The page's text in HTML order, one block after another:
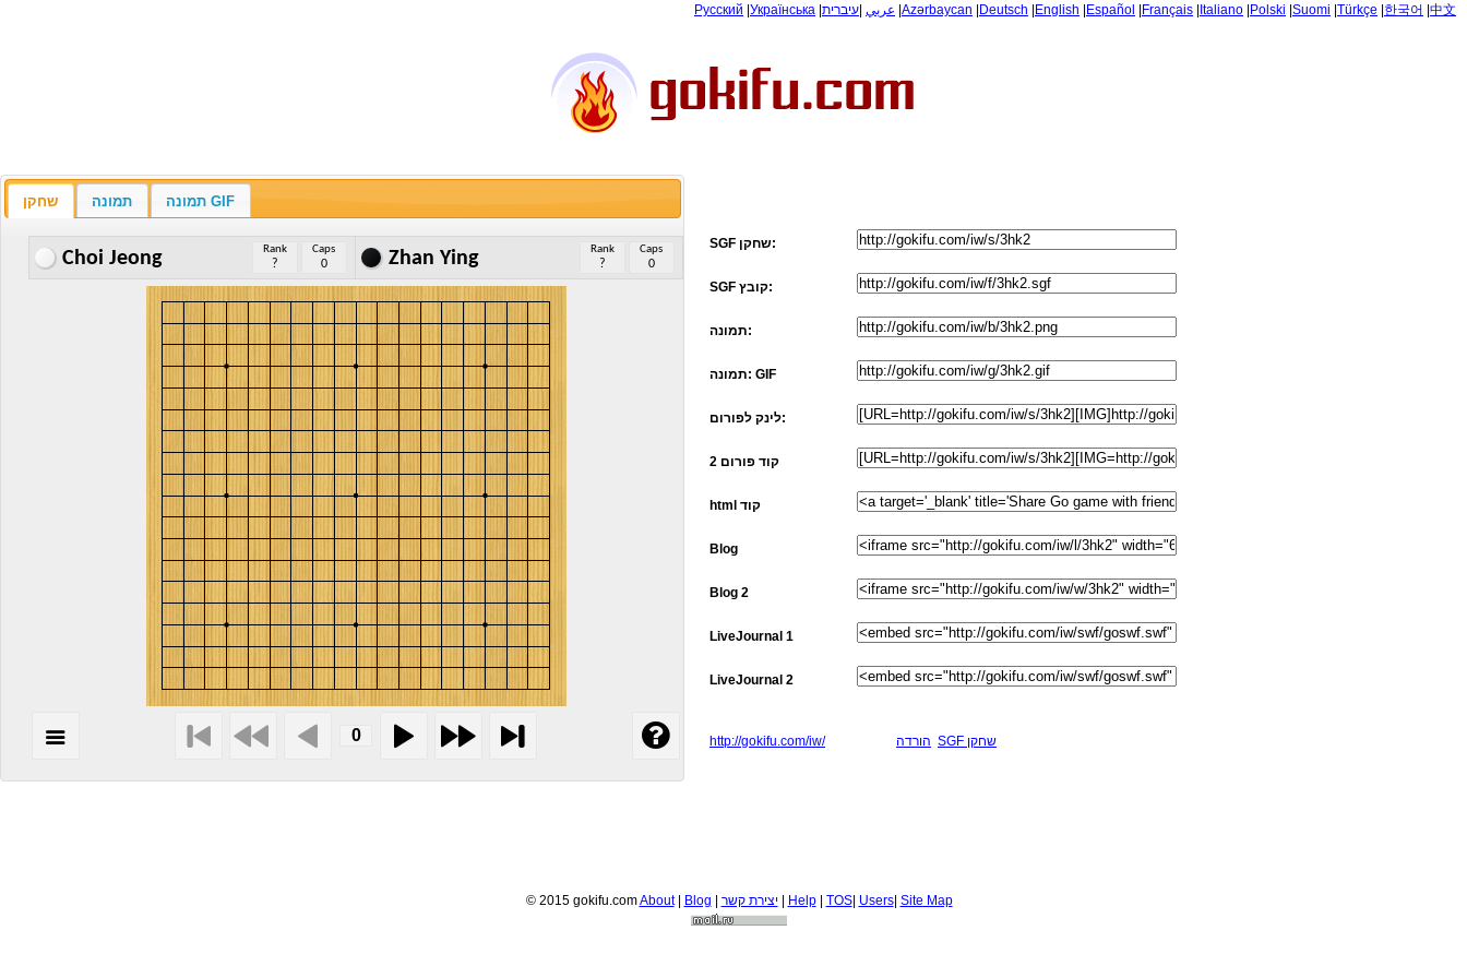
Русский Українська عربي עיברית Azərbaycan Deutsch English Español Français Italiano Polski Suomi Türkçe 한국어 中文
SGF שחקן:
SGF קובץ:
תמונה:
תמונה: GIF
לינק לפורום:
קוד פורום 2
html קוד
Blog
Blog 2
LiveJournal 1
LiveJournal 2
http://gokifu.com/iw/ הורדה SGF שחקן
שחקן תמונה תמונה GIF
Choi Jeong Rank
?
Caps
0 Zhan Ying Rank
?
Caps
0
© 2015 gokifu.comAbout| Blog יצירת קשר| Help| TOS| Users| Site Map